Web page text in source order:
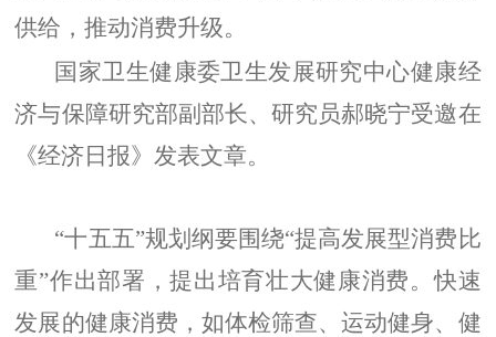
供给，推动消费升级。
国家卫生健康委卫生发展研究中心健康经
济与保障研究部副部长、研究员郝晓宁受邀在
《经济日报》发表文章。
“十五五”规划纲要围绕“提高发展型消费比
重”作出部署，提出培育壮大健康消费。快速
发展的健康消费，如体检筛查、运动健身、健